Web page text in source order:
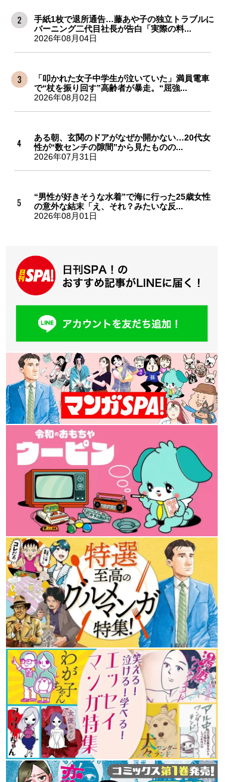
手紙1枚で退所通告…藤あや子の独立トラブルに
バーニング二代目社長が告白「実際の料...
2026年08月04日
「叩かれた女子中学生が泣いていた」満員電車
で“杖を振り回す”高齢者が暴走。“屈強...
2026年08月02日
ある朝、玄関のドアがなぜか開かない…20代女
性が“数センチの隙間”から見たものの...
2026年07月31日
“男性が好きそうな水着”で海に行った25歳女性
の意外な結末「え、それ？みたいな反...
2026年08月01日